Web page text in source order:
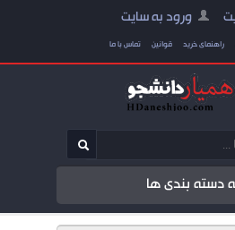
ورود به سایت
راهنمای خرید قوانین تماس با ما
دسته بندی ها